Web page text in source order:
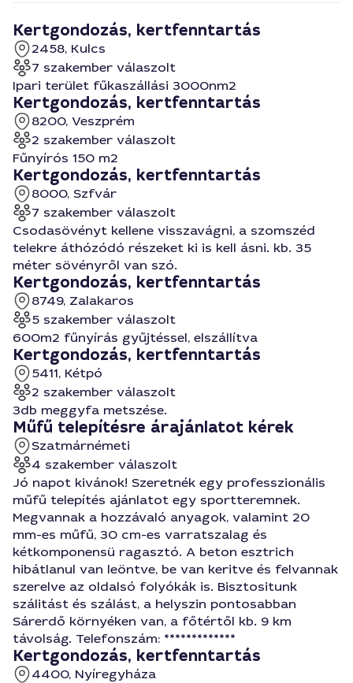
Kertgondozás, kertfenntartás
2458, Kulcs
7 szakember válaszolt
Ipari terület fűkaszállási 3000nm2
Kertgondozás, kertfenntartás
8200, Veszprém
2 szakember válaszolt
Fűnyírós 150 m2
Kertgondozás, kertfenntartás
8000, Szfvár
7 szakember válaszolt
Csodasövényt kellene visszavágni, a szomszéd
telekre áthózódó részeket ki is kell ásni. kb. 35
méter sövényről van szó.
Kertgondozás, kertfenntartás
8749, Zalakaros
5 szakember válaszolt
600m2 fűnyírás gyűjtéssel, elszállítva
Kertgondozás, kertfenntartás
5411, Kétpó
2 szakember válaszolt
3db meggyfa metszése.
Műfű telepítésre árajánlatot kérek
Szatmárnémeti
4 szakember válaszolt
Jó napot kivánok! Szeretnék egy professzionális
műfű telepítés ajánlatot egy sportteremnek.
Megvannak a hozzávaló anyagok, valamint 20
mm-es műfű, 30 cm-es varratszalag és
kétkomponensü ragasztó. A beton esztrich
hibátlanul van leöntve, be van keritve és felvannak
szerelve az oldalsó folyókák is. Bisztositunk
szálitást és szálást, a helyszin pontosabban
Sárerdő környéken van, a főtértől kb. 9 km
távolság. Telefonszám: *************
Kertgondozás, kertfenntartás
4400, Nyíregyháza